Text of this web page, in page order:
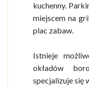
kuchenny.
miejscem na
plac zabaw.
Istnieje
okładów
specjalizuje się